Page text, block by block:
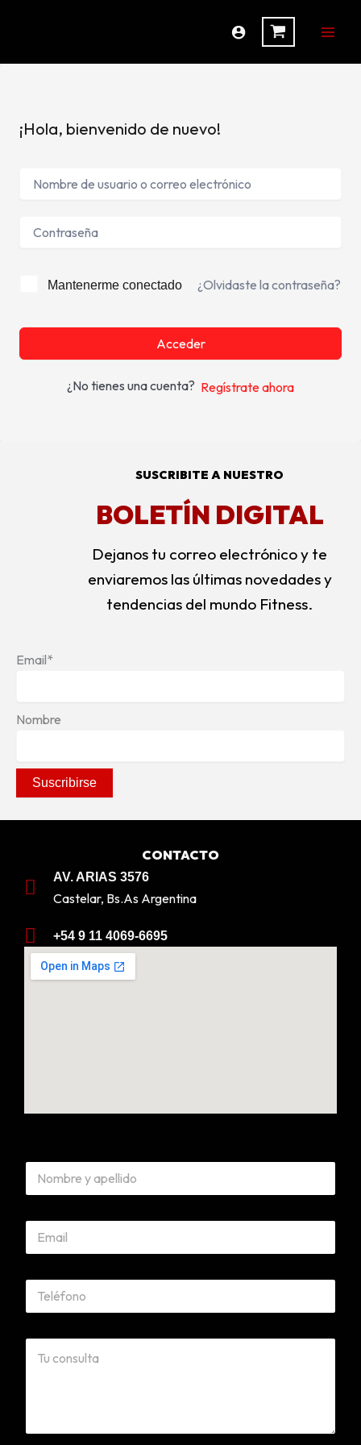
¡Hola, bienvenido de nuevo!
Mantenerme conectado ¿Olvidaste la contraseña?
Acceder
¿No tienes una cuenta? Regístrate ahora
SUSCRIBITE A NUESTRO
BOLETÍN DIGITAL
Dejanos tu correo electrónico y te
enviaremos las últimas novedades y
tendencias del mundo Fitness.
Email*
Nombre
CONTACTO
AV. ARIAS 3576
Castelar, Bs.As Argentina
+54 9 11 4069-6695